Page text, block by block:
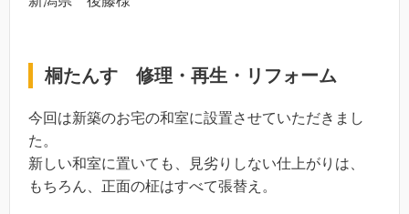
桐たんす 修理・再生・リフォーム
今回は新築のお宅の和室に設置させていただきまし
た。
新しい和室に置いても、見劣りしない仕上がりは、
もちろん、正面の柾はすべて張替え。